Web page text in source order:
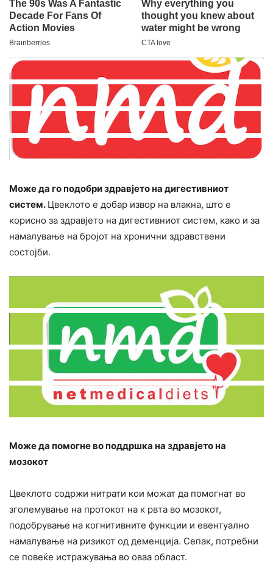
Може да го подобри здравјето на дигестивниот
систем. Цвеклото е добар извор на влакна, што е
корисно за здравјето на дигестивниот систем, како и за
намалување на бројот на хронични здравствени
состојби.
Може да помогне во поддршка на здравјето на
мозокот
Цвеклото содржи нитрати кои можат да помогнат во
зголемување на протокот на к рвта во мозокот,
подобрување на когнитивните функции и евентуално
намалување на ризикот од деменција. Сепак, потребни
се повеќе истражувања во оваа област.